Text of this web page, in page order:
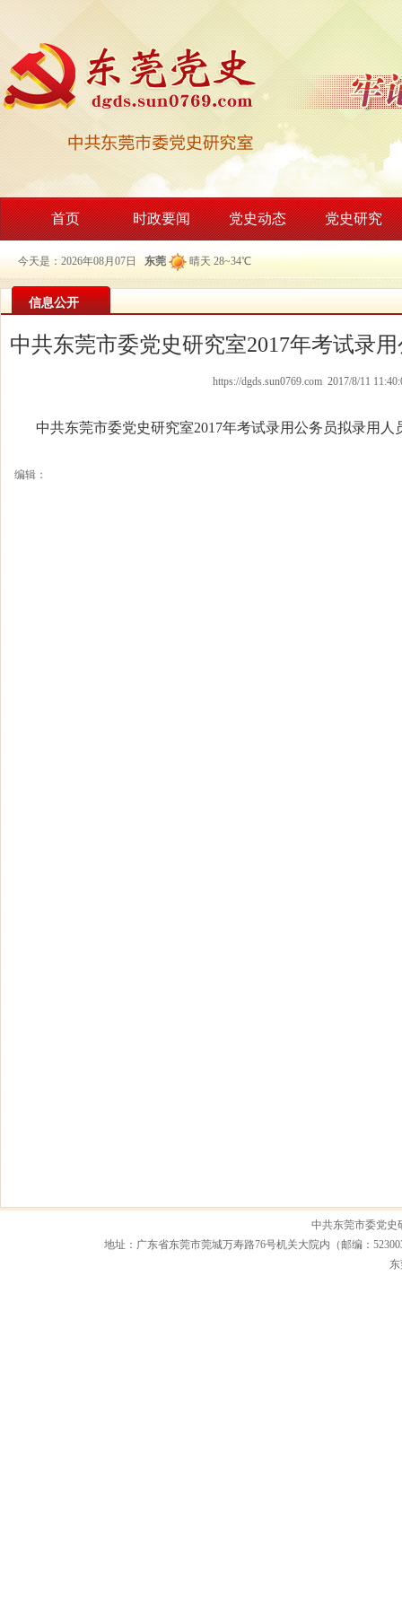
首页 时政要闻 党史动态 党史研究
今天是：2026年08月07日 东莞 晴天 28~34℃
信息公开
中共东莞市委党史研究室2017年考试录
https://dgds.sun0769.com 2017/8/11
中共东莞市委党史研究室2017年考试录用公务员拟录用人
编辑：
中共东莞市委党史
地址：广东省东莞市莞城万寿路76号机关大院内（邮编：